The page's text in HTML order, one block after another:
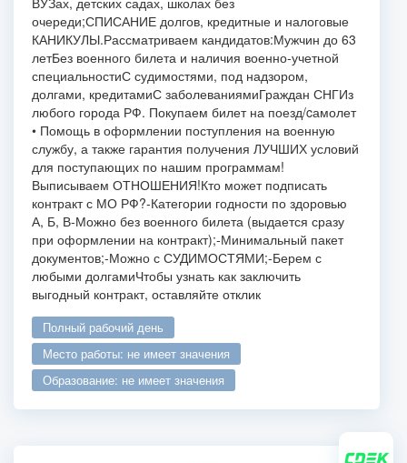
очереди;СПИСАНИЕ долгов, кредитные и налоговые
КАНИКУЛЫ.Рассматриваем кандидатов:Мужчин до 63
летБез военного билета и наличия военно-учетной
специальностиС судимостями, под надзором,
долгами, кредитамиС заболеваниямиГраждан СНГИз
любого города РФ. Покупаем билет на поезд/cамолет
• Помощь в оформлении поступления на военную
службу, а также гарантия получения ЛУЧШИХ условий
для поступающих по нашим программам!
Выписываем ОТНОШЕНИЯ!Кто может подписать
контракт с МО РФ?-Категории годности по здоровью
А, Б, В-Можно без военного билета (выдается сразу
при оформлении на контракт);-Минимальный пакет
документов;-Можно с СУДИМОСТЯМИ;-Берем с
любыми долгамиЧтобы узнать как заключить
выгодный контракт, оставляйте отклик
полный рабочий день
место работы: не имеет значения
образование: не имеет значения